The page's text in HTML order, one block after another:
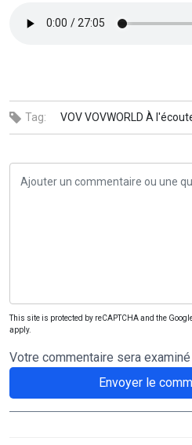
Tag: VOVVOVWORLD À
This site is protected by reCAPTCHA and the
apply.
Votre commentaire sera
Envoyer le